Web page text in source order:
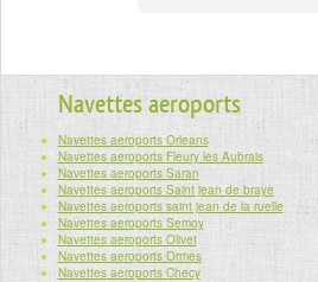
Navettes aeroports
Navettes aeroports Orleans
Navettes aeroports Fleury les Aubrais
Navettes aeroports Saran
Navettes aeroports Saint jean de braye
Navettes aeroports saint jean de la ruelle
Navettes aeroports Semoy
Navettes aeroports Olivet
Navettes aeroports Ormes
Navettes aeroports Checy